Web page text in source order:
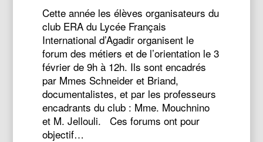
Cette année les élèves organisateurs du
club ERA du Lycée Français
International d’Agadir organisent le
forum des métiers et de l’orientation le 3
février de 9h à 12h. Ils sont encadrés
par Mmes Schneider et Briand,
documentalistes, et par les professeurs
encadrants du club : Mme. Mouchnino
et M. Jellouli. Ces forums ont pour
objectif…